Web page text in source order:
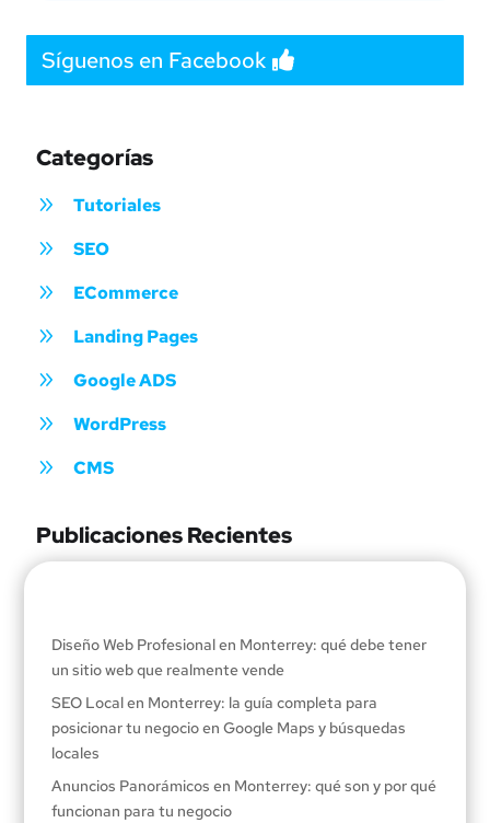
Síguenos en Facebook
Categorías
9 Tutoriales
9 SEO
9 ECommerce
9 Landing Pages
9 Google ADS
9 WordPress
9 CMS
Publicaciones Recientes
Diseño Web Profesional en Monterrey: qué debe tener
un sitio web que realmente vende
SEO Local en Monterrey: la guía completa para
posicionar tu negocio en Google Maps y búsquedas
locales
Anuncios Panorámicos en Monterrey: qué son y por qué
funcionan para tu negocio